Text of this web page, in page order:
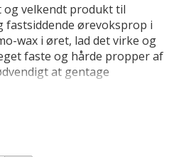
velkendt produkt til
fastsiddende ørevoksprop i
wax i øret, lad det virke og
faste og hårde propper af
at gentage